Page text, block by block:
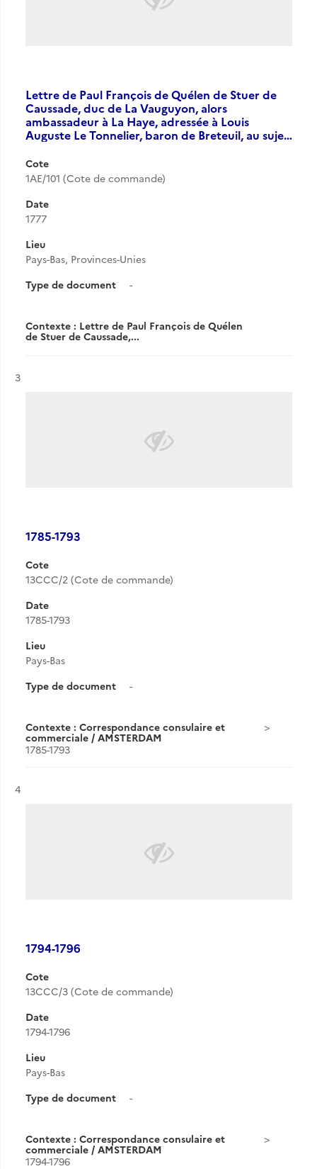
Lettre de Paul François de Quélen de Stuer de
Caussade, duc de La Vauguyon, alors
ambassadeur à La Haye, adressée à Louis
Auguste Le Tonnelier, baron de Breteuil, au suje…
Cote
1AE/101 (Cote de commande)
Date
1777
Lieu
Pays-Bas, Provinces-Unies
Type de document
-
Contexte : Lettre de Paul François de Quélen
de Stuer de Caussade,...
Résultat n°
3
1785-1793
Cote
13CCC/2 (Cote de commande)
Date
1785-1793
Lieu
Pays-Bas
Type de document
-
Contexte : Correspondance consulaire et
commerciale / AMSTERDAM
1785-1793
Résultat n°
4
1794-1796
Cote
13CCC/3 (Cote de commande)
Date
1794-1796
Lieu
Pays-Bas
Type de document
-
Contexte : Correspondance consulaire et
commerciale / AMSTERDAM
1794-1796